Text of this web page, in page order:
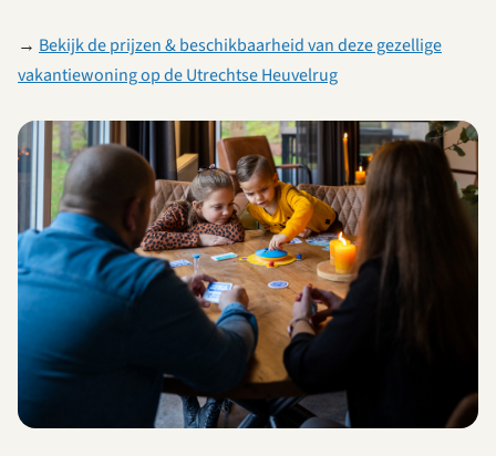
→ Bekijk de prijzen & beschikbaarheid van deze gezellige
vakantiewoning op de Utrechtse Heuvelrug